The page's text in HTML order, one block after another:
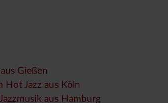
Gießen
Hot Jazz aus Köln
aus Hamburg